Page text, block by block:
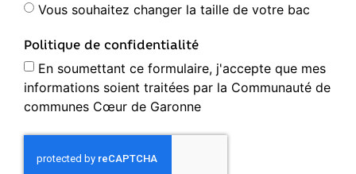
Vous souhaitez changer la taille de votre bac
Politique de confidentialité
En soumettant ce formulaire, j'accepte que mes
informations soient traitées par la Communauté de
communes Cœur de Garonne